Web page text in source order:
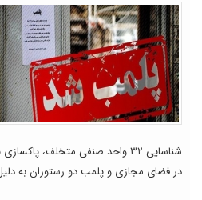
در فضای مجازی و پلمب دو رستوران به